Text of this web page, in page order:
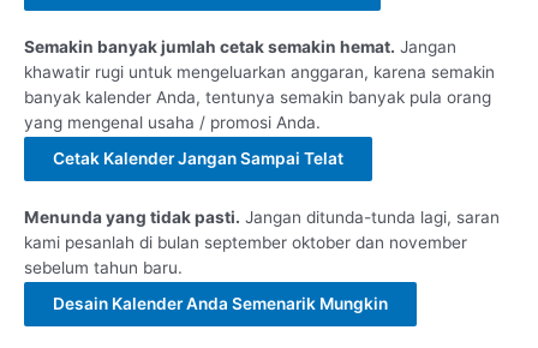
Semakin banyak jumlah cetak semakin hemat. Jangan
khawatir rugi untuk mengeluarkan anggaran, karena semakin
banyak kalender Anda, tentunya semakin banyak pula orang
yang mengenal usaha / promosi Anda.
Cetak Kalender Jangan Sampai Telat
Menunda yang tidak pasti. Jangan ditunda-tunda lagi, saran
kami pesanlah di bulan september oktober dan november
sebelum tahun baru.
Desain Kalender Anda Semenarik Mungkin